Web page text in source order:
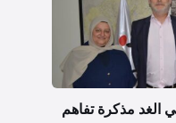
الغد مذكرة تفاهم